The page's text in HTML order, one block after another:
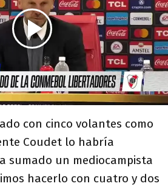
con cinco volantes como
Coudet lo habría
sumado un mediocampista
hacerlo con cuatro y dos